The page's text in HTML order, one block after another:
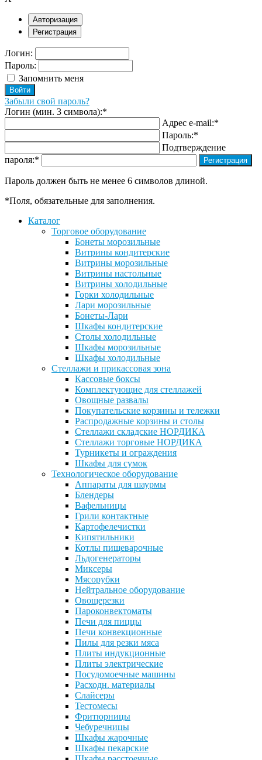
Авторизация
Регистрация
Логин:
Пароль:
Запомнить меня
Забыли свой пароль?
Логин (мин. 3 символа):*
Адрес e-mail:*
Пароль:*
Подтверждение
пароля:*
Пароль должен быть не менее 6 символов длиной.
*Поля, обязательные для заполнения.
Каталог
Торговое оборудование
Бонеты морозильные
Витрины кондитерские
Витрины морозильные
Витрины настольные
Витрины холодильные
Горки холодильные
Лари морозильные
Бонеты-Лари
Шкафы кондитерские
Столы холодильные
Шкафы морозильные
Шкафы холодильные
Стеллажи и прикассовая зона
Кассовые боксы
Комплектующие для стеллажей
Овощные развалы
Покупательские корзины и тележки
Распродажные корзины и столы
Стеллажи складские НОРДИКА
Стеллажи торговые НОРДИКА
Турникеты и ограждения
Шкафы для сумок
Технологическое оборудование
Аппараты для шаурмы
Блендеры
Вафельницы
Грили контактные
Картофелечистки
Кипятильники
Котлы пищеварочные
Льдогенераторы
Миксеры
Мясорубки
Нейтральное оборудование
Овощерезки
Пароконвектоматы
Печи для пиццы
Печи конвекционные
Пилы для резки мяса
Плиты индукционные
Плиты электрические
Посудомоечные машины
Расходн. материалы
Слайсеры
Тестомесы
Фритюрницы
Чебуречницы
Шкафы жарочные
Шкафы пекарские